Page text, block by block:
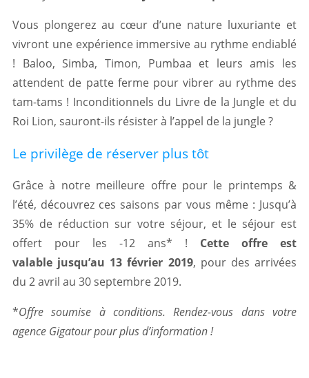
Vous plongerez au cœur d’une nature luxuriante et
vivront une expérience immersive au rythme endiablé
! Baloo, Simba, Timon, Pumbaa et leurs amis les
attendent de patte ferme pour vibrer au rythme des
tam-tams ! Inconditionnels du Livre de la Jungle et du
Roi Lion, sauront-ils résister à l’appel de la jungle ?
Le privilège de réserver plus tôt
Grâce à notre meilleure offre pour le printemps &
l’été, découvrez ces saisons par vous même : Jusqu’à
35% de réduction sur votre séjour, et le séjour est
offert pour les -12 ans* ! Cette offre est
valable jusqu’au 13 février 2019, pour des arrivées
du 2 avril au 30 septembre 2019.
*Offre soumise à conditions. Rendez-vous dans votre
agence Gigatour pour plus d’information !